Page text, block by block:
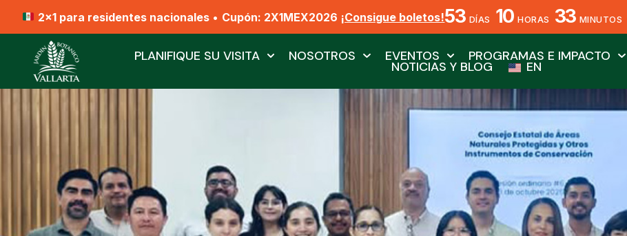
2x1 para residentes nacionales • Cupón: 2X1MEX2026 ¡Consigue boletos!53 DÍAS 10 HORAS 33 MINUTOS
PLANIFIQUE SU VISITA NOSOTROS EVENTOS PROGRAMAS E IMPACTO
NOTICIAS Y BLOG EN